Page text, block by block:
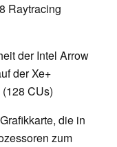
Raytracing
der Intel Arrow
der Xe+
CUs)
die in
zum